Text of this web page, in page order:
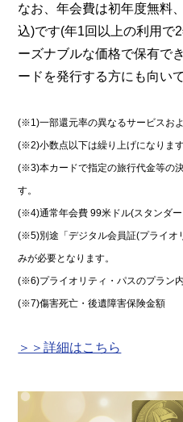
なお、年会費は初年度無料
込)です(年1回以上の利用で
ーズナブルな価格で保有で
ードを発行する方にも向い
(※1)一部還元率の異なるサービスお
(※2)小数点以下は繰り上げになります
(※3)本カードで指定の旅行代金等の
す。
(※4)通常年会費 99米ドル(スタンダ
(※5)別途「デジタル会員証(プライオ
みが必要となります。
(※6)プライオリティ・パスのプラン
(※7)傷害死亡・後遺障害保険金額
＞＞詳細はこちら